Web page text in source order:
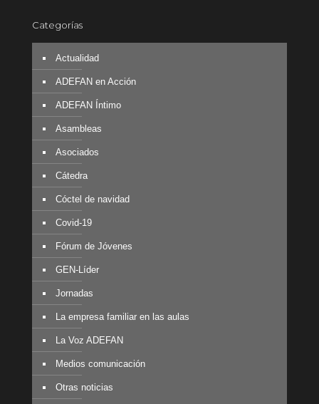
Categorías
Actualidad
ADEFAN en Acción
ADEFAN Íntimo
Asambleas
Asociados
Cátedra
Cóctel de navidad
Covid-19
Fórum de Jóvenes
GEN-Líder
Jornadas
La empresa familiar en las aulas
La Voz ADEFAN
Medios comunicación
Otras noticias